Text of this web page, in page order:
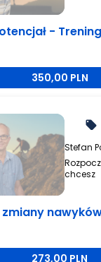
-
350,00 PLN
local_offer
Stefan
chcesz
zmiany
273,00 PLN